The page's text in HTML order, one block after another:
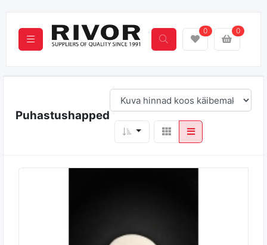
0 0
Puhastushapped